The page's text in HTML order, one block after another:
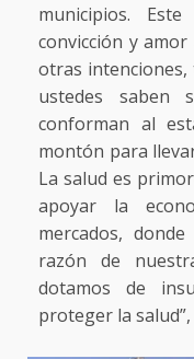
municipios.
convicción y amor
otras intenciones,
ustedes saben
conforman al
montón para
La salud es
apoyar la
mercados,
razón de
dotamos de
proteger la